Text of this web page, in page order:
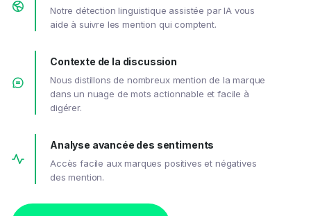
Notre détection linguistique assistée par IA vous
aide à suivre les mention qui comptent.
Contexte de la discussion
Nous distillons de nombreux mention de la marque
dans un nuage de mots actionnable et facile à
digérer.
Analyse avancée des sentiments
Accès facile aux marques positives et négatives
des mention.